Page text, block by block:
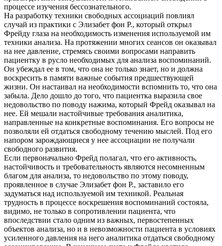
процессе изучения бессознательного.
На разработку техники свободных ассоциаций повлиял
случай из практики с Элизабет фон Р., который открыл
Фрейду глаза на необходимость изменения используемой им
техники анализа. На протяжении многих сеансов он оказывал
на нее давление, стремясь своими вопросами направить
пациентку в русло необходимых для анализа воспоминаний.
Он убеждал ее в том, что она не только знает, но и должна
воскресить в памяти важные события предшествующей
жизни. Он настаивал на необходимости вспомнить то, что она
забыла. Дело дошло до того, что пациентка выразила свое
недовольство по поводу нажима, который Фрейд оказывал на
нее. Ей мешали настойчивые требования аналитика,
направленные на конкретные воспоминания. Его вопросы не
позволяли ей отдаться свободному течению мыслей. Под его
напором зарождающиеся у нее ассоциации не получали
свободного развития.
Если первоначально Фрейд полагал, что его активность,
настойчивость и требовательность являются несомненным
благом для анализа, то недовольство по этому поводу,
проявленное в случае Элизабет фон Р., заставило его
задуматься над используемой им техникой. Реальная
трудность в процессе воскрешения воспоминаний состояла,
видимо, не только в сопротивлении пациента, что
впоследствии стало одним из важных, первостепенных
объектов анализа, но и в невозможности пациента в условиях
усиленного давления на него аналитика отдаться свободному